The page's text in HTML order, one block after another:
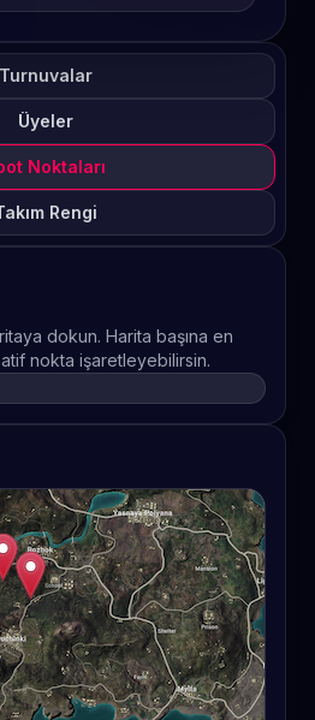
Turnuvalar
Üyeler
Noktaları
Rengi
dokun. Harita başına en
nokta işaretleyebilirsin.